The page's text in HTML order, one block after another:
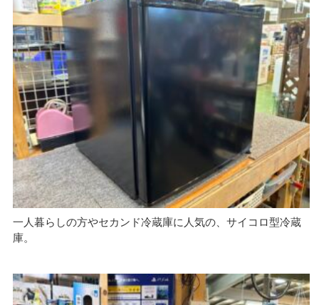
一人暮らしの方やセカンド冷蔵庫に人気の、サイコロ型冷蔵
庫。